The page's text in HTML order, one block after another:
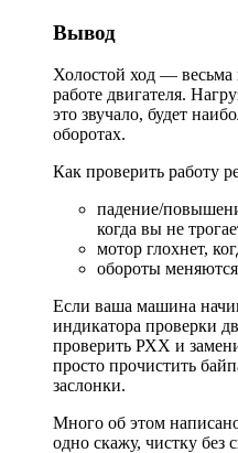
Вывод
Холостой ход —
работе двигателя.
это звучало, будет
оборотах.
Как проверить работу
падение/
когда вы не
мотор глохнет,
обороты
Если ваша машина
индикатора проверки
проверить РХХ и
просто прочистить
заслонки.
Много об этом
одно скажу, чистку